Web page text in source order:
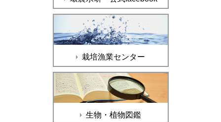
栽培漁業センター
生物・植物図鑑